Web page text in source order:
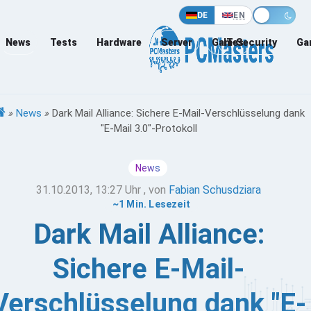
DE EN
News Tests Hardware Server Games
IT-Security
» News » Dark Mail Alliance: Sichere E-Mail-Verschlüsselung dank
"E-Mail 3.0"-Protokoll
News
31.10.2013, 13:27 Uhr , von Fabian Schusdziara
~1 Min. Lesezeit
Dark Mail Alliance:
Sichere E-Mail-
dank "E-